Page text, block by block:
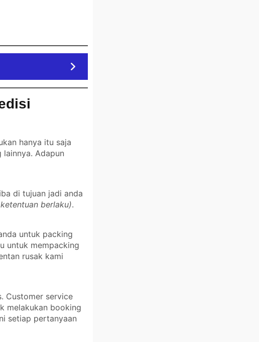
hanya itu saja
Adapun
di tujuan jadi anda
berlaku).
untuk packing
untuk mempacking
rusak kami
Customer service
melakukan booking
setiap pertanyaan